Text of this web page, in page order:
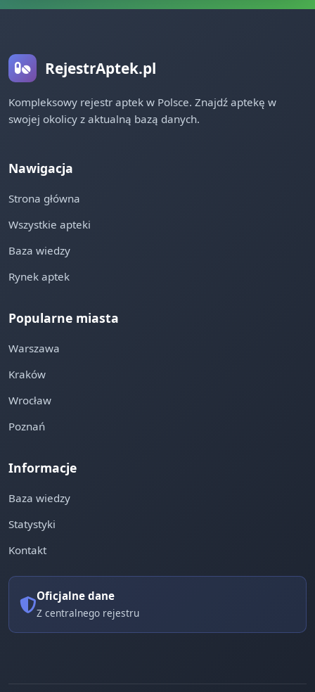
RejestrAptek.pl
Kompleksowy rejestr aptek w Polsce. Znajdź aptekę w
swojej okolicy z aktualną bazą danych.
Nawigacja
Strona główna
Wszystkie apteki
Baza wiedzy
Rynek aptek
Popularne miasta
Warszawa
Kraków
Wrocław
Poznań
Informacje
Baza wiedzy
Statystyki
Kontakt
Oficjalne dane
Z centralnego rejestru